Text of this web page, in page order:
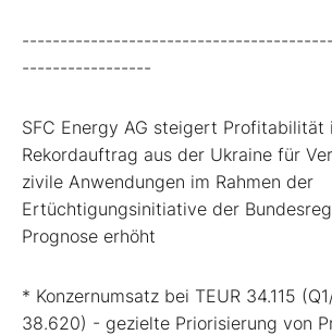
-----------------
SFC Energy AG steigert Profitabilität
Rekordauftrag aus der Ukraine für
zivile Anwendungen im Rahmen der
Ertüchtigungsinitiative der
Prognose erhöht
* Konzernumsatz bei TEUR 34.115
38.620) - gezielte Priorisierung von